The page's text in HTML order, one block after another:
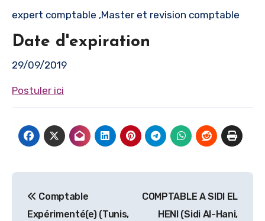
expert comptable ,Master et revision comptable
Date d'expiration
29/09/2019
Postuler ici
de
Comptable
Expérimenté(e) (Tunis,
COMPTABLE A SIDI EL
HENI (Sidi Al-Hani,